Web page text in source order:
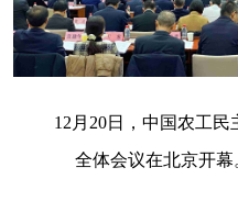
12月20日，中国农工
全体会议在北京开